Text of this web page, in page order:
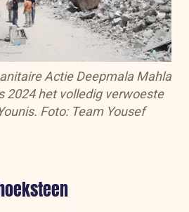
Actie Deepmala Mahla
2024 het volledig verwoeste
Foto: Team Yousef